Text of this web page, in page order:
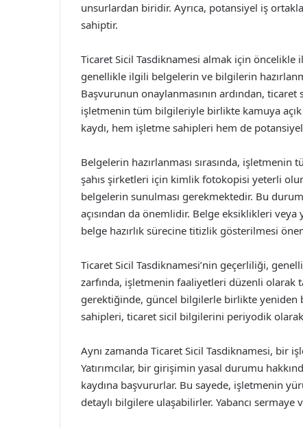
unsurlardan biridir. Ayrıca, potansiyel iş
sahiptir.
Ticaret Sicil Tasdiknamesi almak için
genellikle ilgili belgelerin ve bilgilerin
Başvurunun onaylanmasının ardından,
işletmenin tüm bilgileriyle birlikte kamuya
kaydı, hem işletme sahipleri hem de
Belgelerin hazırlanması sırasında,
şahıs şirketleri için kimlik fotokopisi yeterli
belgelerin sunulması gerekmektedir. Bu
açısından da önemlidir. Belge eksiklikleri
belge hazırlık sürecine titizlik gösterilmesi
Ticaret Sicil Tasdiknamesi’nin geçerliliği,
zarfında, işletmenin faaliyetleri düzenli
gerektiğinde, güncel bilgilerle birlikte yeniden
sahipleri, ticaret sicil bilgilerini periyodik
Aynı zamanda Ticaret Sicil Tasdiknamesi, bir
Yatırımcılar, bir girişimin yasal durumu
kaydına başvururlar. Bu sayede, işletmenin
detaylı bilgilere ulaşabilirler. Yabancı